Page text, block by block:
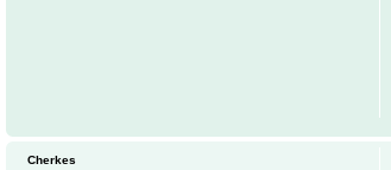
Cherkes